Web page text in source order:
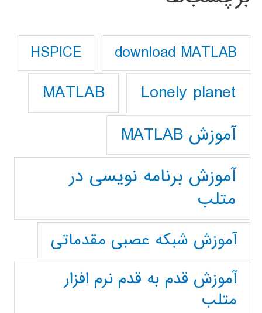
download MATLAB
HSPICE
Lonely planet
MATLAB
آموزش MATLAB
آموزش برنامه نویسی در
متلب
آموزش شبکه عصبی مقدماتی
آموزش قدم به قدم نرم افزار
متلب